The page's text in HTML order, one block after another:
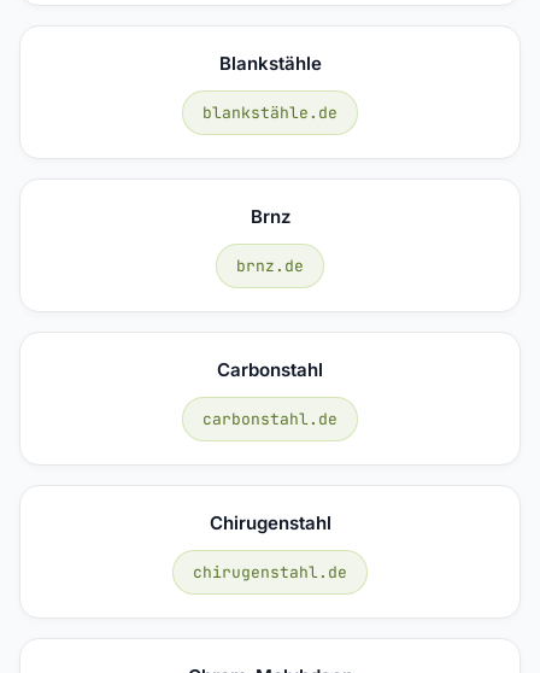
Blankstähle
blankstähle.de
Brnz
brnz.de
Carbonstahl
carbonstahl.de
Chirugenstahl
chirugenstahl.de